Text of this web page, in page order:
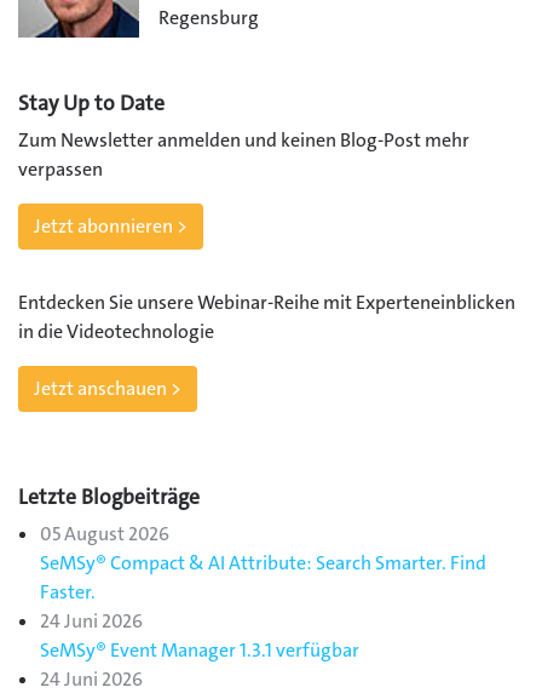
Regensburg
Stay Up to Date
Zum Newsletter anmelden und keinen Blog-Post mehr
verpassen
Jetzt abonnieren >
Entdecken Sie unsere Webinar-Reihe mit Experteneinblicken
in die Videotechnologie
Jetzt anschauen >
Letzte Blogbeiträge
05 August 2026
SeMSy® Compact & AI Attribute: Search Smarter. Find
Faster.
24 Juni 2026
SeMSy® Event Manager 1.3.1 verfügbar
24 Juni 2026